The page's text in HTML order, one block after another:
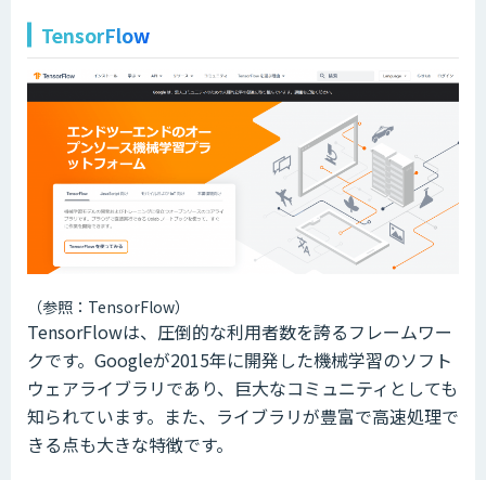
TensorFlow
（参照：TensorFlow）
TensorFlowは、圧倒的な利用者数を誇るフレームワー
クです。Googleが2015年に開発した機械学習のソフト
ウェアライブラリであり、巨大なコミュニティとしても
知られています。また、ライブラリが豊富で高速処理で
きる点も大きな特徴です。